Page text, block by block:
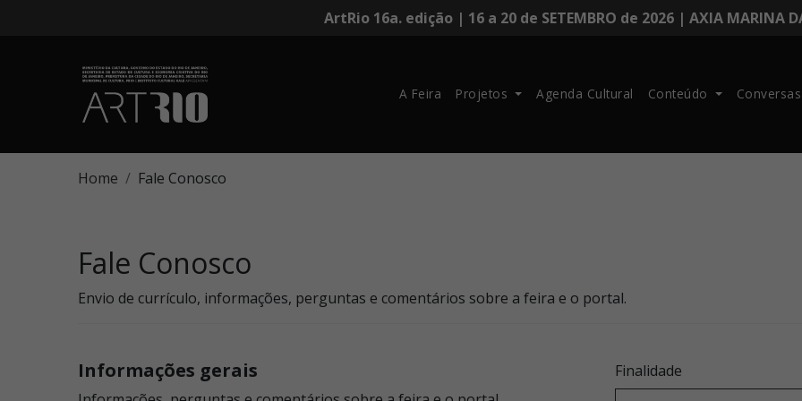
ArtRio 16a. edição | 16 a 20 de SETEMBRO de 2026 | AXIA MARINA
A Feira Projetos Agenda Cultural Conteúdo Conversas
Home Fale Conosco
Fale Conosco
Envio de currículo, informações, perguntas e comentários sobre a feira e o portal.
Informações gerais Finalidade